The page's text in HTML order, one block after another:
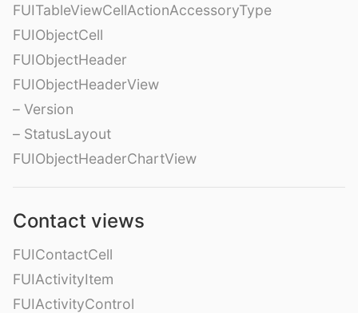
FUITableViewCellActionAccessoryType
FUIObjectCell
FUIObjectHeader
FUIObjectHeaderView
– Version
– StatusLayout
FUIObjectHeaderChartView
Contact views
FUIContactCell
FUIActivityItem
FUIActivityControl